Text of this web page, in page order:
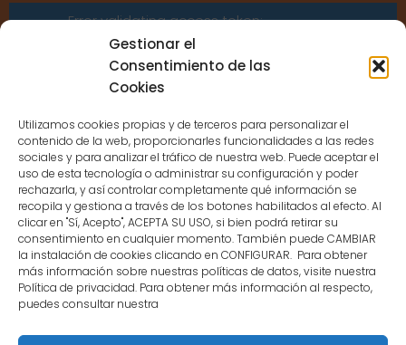
Gestionar el
Consentimiento de las
Cookies
Utilizamos cookies propias y de terceros para personalizar el
contenido de la web, proporcionarles funcionalidades a las redes
sociales y para analizar el tráfico de nuestra web. Puede aceptar el
uso de esta tecnología o administrar su configuración y poder
rechazarla, y así controlar completamente qué información se
recopila y gestiona a través de los botones habilitados al efecto. Al
clicar en "Sí, Acepto", ACEPTA SU USO, si bien podrá retirar su
consentimiento en cualquier momento. También puede CAMBIAR
la instalación de cookies clicando en CONFIGURAR. Para obtener
más información sobre nuestras políticas de datos, visite nuestra
Política de privacidad. Para obtener más información al respecto,
puedes consultar nuestra
Error validating access token:
Sessions for the user are not allowed
because the user is not a confirmed
CONTACTO
MENÚ PRINCIPAL
MI CUENTA